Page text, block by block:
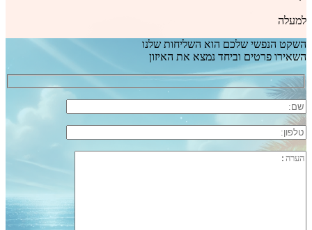
למעלה
השקט הנפשי שלכם הוא השליחות שלנו
השאירו פרטים וביחד נמצא את האיזון